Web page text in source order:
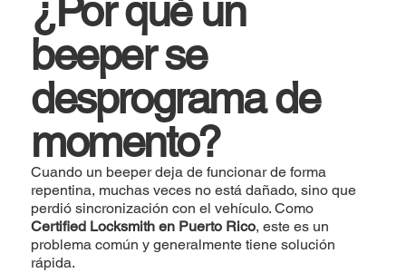
¿Por qué un
beeper se
desprograma de
momento?
Cuando un beeper deja de funcionar de forma
repentina, muchas veces no está dañado, sino que
perdió sincronización con el vehículo. Como
Certified Locksmith en Puerto Rico, este es un
problema común y generalmente tiene solución
rápida.